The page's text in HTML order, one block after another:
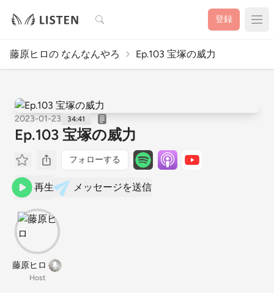
検索 登録
藤原ヒロの なんなんやろ Ep.103 宝塚の威力
2023-01-23 34:41
Ep.103 宝塚の威力
フォローする
再生 メッセージを送信
藤原ヒロ
Host